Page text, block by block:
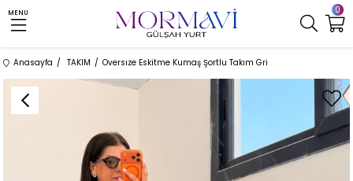
0
MENU
Anasayfa TAKIM Oversıze Eskitme Kumaş Şortlu Takım Gri